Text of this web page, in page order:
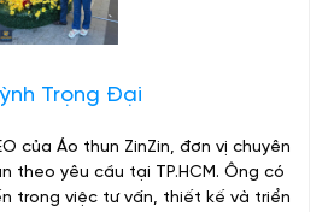
Trọng Đại
của Áo thun ZinZin, đơn vị chuyên
theo yêu cầu tại TP.HCM. Ông có
trong việc tư vấn, thiết kế và triển